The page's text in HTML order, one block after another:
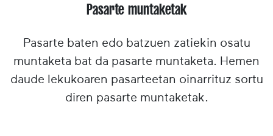
Pasarte muntaketak
Pasarte baten edo batzuen zatiekin osatu
muntaketa bat da pasarte muntaketa. Hemen
daude lekukoaren pasarteetan oinarrituz sortu
diren pasarte muntaketak.